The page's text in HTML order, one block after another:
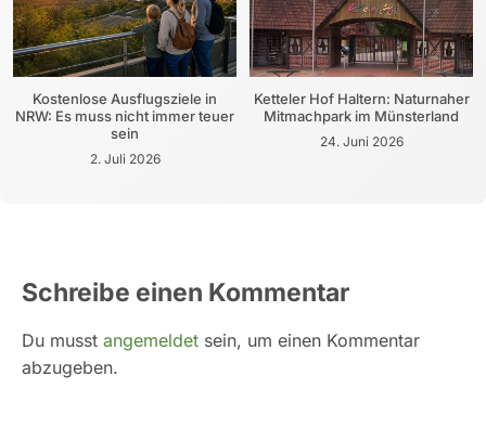
Kostenlose Ausflugsziele in
NRW: Es muss nicht immer teuer
sein
2. Juli 2026
Ketteler Hof Haltern: Naturnaher
Mitmachpark im Münsterland
24. Juni 2026
Schreibe einen Kommentar
Du musst angemeldet sein, um einen Kommentar
abzugeben.